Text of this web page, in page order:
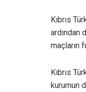
Kıbrıs
ardından
maçların
Kıbrıs
kurumun